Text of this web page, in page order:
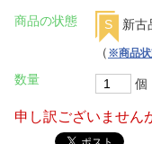
商品の状態 S
新古
（ ※商品状
数量
個
申し訳ございません